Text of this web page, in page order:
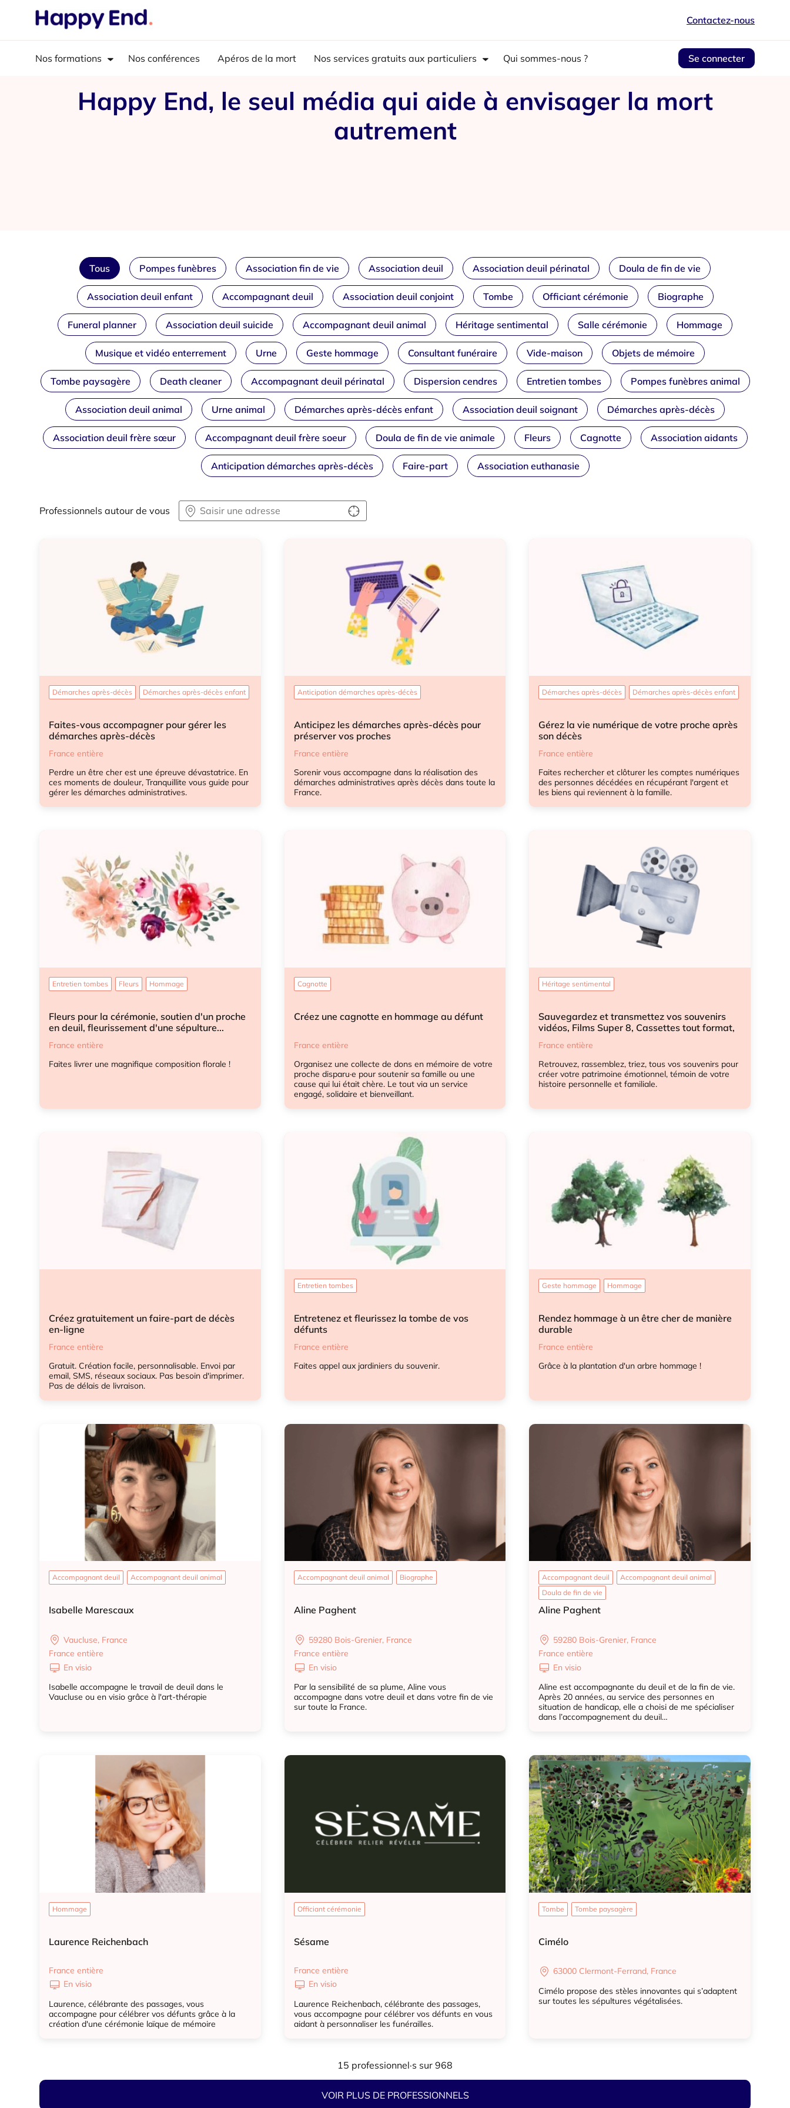
Contactez-nous
Nos formations Nos conférences Apéros de la mort Nos services gratuits aux particuliers Qui sommes-nous ? Se connecter
Happy End, le seul média qui aide à envisager la mort
autrement
Tous Pompes funèbres Association fin de vie Association deuil Association deuil périnatal Doula de fin de vie
Association deuil enfant Accompagnant deuil Association deuil conjoint Tombe Officiant cérémonie Biographe
Funeral planner Association deuil suicide Accompagnant deuil animal Héritage sentimental Salle cérémonie Hommage
Musique et vidéo enterrement Urne Geste hommage Consultant funéraire Vide-maison Objets de mémoire
Tombe paysagère Death cleaner Accompagnant deuil périnatal Dispersion cendres Entretien tombes Pompes funèbres animal
Association deuil animal Urne animal Démarches après-décès enfant Association deuil soignant Démarches après-décès
Association deuil frère sœur Accompagnant deuil frère soeur Doula de fin de vie animale Fleurs Cagnotte Association aidants
Anticipation démarches après-décès Faire-part Association euthanasie
Professionnels autour de vous
Démarches après-décès Démarches après-décès enfant
Faites-vous accompagner pour gérer les
démarches après-décès
France entière
Perdre un être cher est une épreuve dévastatrice. En
ces moments de douleur, Tranquillite vous guide pour
gérer les démarches administratives.
Anticipation démarches après-décès
Anticipez les démarches après-décès pour
préserver vos proches
France entière
Sorenir vous accompagne dans la réalisation des
démarches administratives après décès dans toute la
France.
Démarches après-décès Démarches après-décès enfant
Gérez la vie numérique de votre proche après
son décès
France entière
Faites rechercher et clôturer les comptes numériques
des personnes décédées en récupérant l'argent et
les biens qui reviennent à la famille.
Entretien tombes Fleurs Hommage
Fleurs pour la cérémonie, soutien d'un proche
en deuil, fleurissement d'une sépulture...
France entière
Faites livrer une magnifique composition florale !
Cagnotte
Créez une cagnotte en hommage au défunt
France entière
Organisez une collecte de dons en mémoire de votre
proche disparu·e pour soutenir sa famille ou une
cause qui lui était chère. Le tout via un service
engagé, solidaire et bienveillant.
Héritage sentimental
Sauvegardez et transmettez vos souvenirs
vidéos, Films Super 8, Cassettes tout format,
Diapositives...
France entière
Retrouvez, rassemblez, triez, tous vos souvenirs pour
créer votre patrimoine émotionnel, témoin de votre
histoire personnelle et familiale.
Créez gratuitement un faire-part de décès
en-ligne
France entière
Gratuit. Création facile, personnalisable. Envoi par
email, SMS, réseaux sociaux. Pas besoin d'imprimer.
Pas de délais de livraison.
Entretien tombes
Entretenez et fleurissez la tombe de vos
défunts
France entière
Faites appel aux jardiniers du souvenir.
Geste hommage Hommage
Rendez hommage à un être cher de manière
durable
France entière
Grâce à la plantation d'un arbre hommage !
Accompagnant deuil Accompagnant deuil animal
Isabelle Marescaux
Vaucluse, France
France entière
En visio
Isabelle accompagne le travail de deuil dans le
Vaucluse ou en visio grâce à l'art-thérapie
Accompagnant deuil animal Biographe
Aline Paghent
59280 Bois-Grenier, France
France entière
En visio
Par la sensibilité de sa plume, Aline vous
accompagne dans votre deuil et dans votre fin de vie
sur toute la France.
Accompagnant deuil
Accompagnant deuil animal
Doula de fin de vie
Aline Paghent
59280 Bois-Grenier, France
France entière
En visio
Aline est accompagnante du deuil et de la fin de vie.
Après 20 années, au service des personnes en
situation de handicap, elle a choisi de me spécialiser
dans l’accompagnement du deuil…
Doula de fin de vie
Hommage
Laurence Reichenbach
France entière
En visio
Laurence, célébrante des passages, vous
accompagne pour célébrer vos défunts grâce à la
création d'une cérémonie laïque de mémoire
Officiant cérémonie
Sésame
France entière
En visio
Laurence Reichenbach, célébrante des passages,
vous accompagne pour célébrer vos défunts en vous
aidant à personnaliser les funérailles.
Tombe Tombe paysagère
Cimélo
63000 Clermont-Ferrand, France
Cimélo propose des stèles innovantes qui s’adaptent
sur toutes les sépultures végétalisées.
15 professionnel·s sur 968
VOIR PLUS DE PROFESSIONNELS